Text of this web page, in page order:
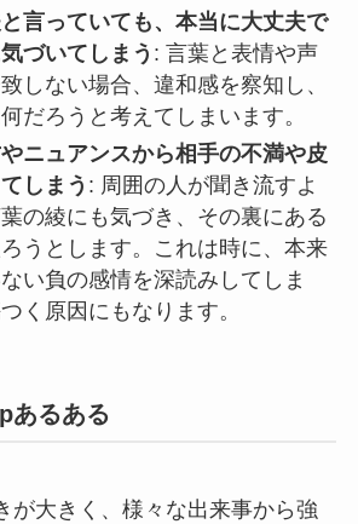
言っていても、本当に大丈夫で
づいてしまう : 言葉と表情や声
しない場合、違和感を察知し、
だろうと考えてしまいます。
ニュアンスから相手の不満や皮
しまう : 周囲の人が聞き流すよ
の綾にも気づき、その裏にある
うとします。これは時に、本来
い負の感情を深読みしてしま
く原因にもなります。
あるある
が大きく、様々な出来事から強